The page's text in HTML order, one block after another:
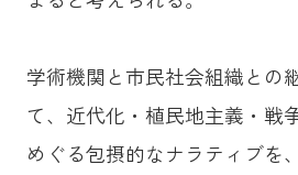
学術機関と市民社会組織との
て、近代化・植民地主義・戦
めぐる包摂的なナラティブを